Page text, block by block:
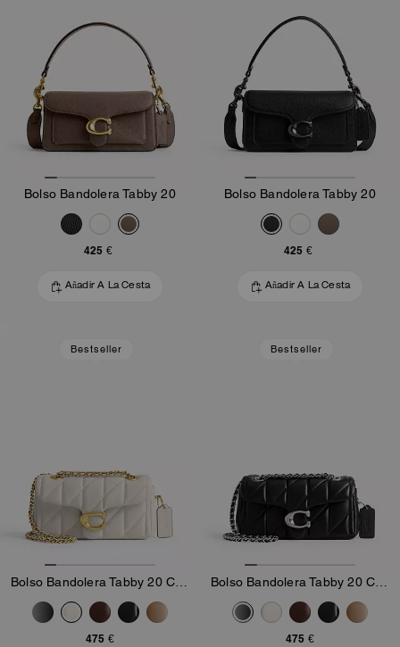
Bolso Bandolera Tabby 20
425 €
Añadir A La Cesta
Bolso Bandolera Tabby 20
425 €
Añadir A La Cesta
Bestseller
475 €
Bestseller
475 €